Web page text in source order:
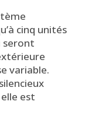
cinq unités
seront
variable.
est